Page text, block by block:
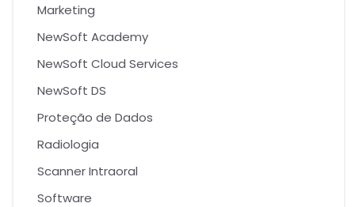
Marketing
NewSoft Academy
NewSoft Cloud Services
NewSoft DS
Proteção de Dados
Radiologia
Scanner Intraoral
Software